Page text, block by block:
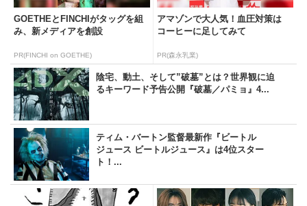
GOETHEとFINCHIがタッグを組
み、新メディアを創設
PR(FINCHI on GOETHE)
アマゾンで大人気！血圧対策は
コーヒーに足してみて
PR(森永乳業)
陰宅、動土、そして”破墓”とは？世界観に迫
るキーワード予告公開『破墓／パミョ』4...
ティム・バートン監督最新作『ビートル
ジュース ビートルジュース』は4位スター
ト！...